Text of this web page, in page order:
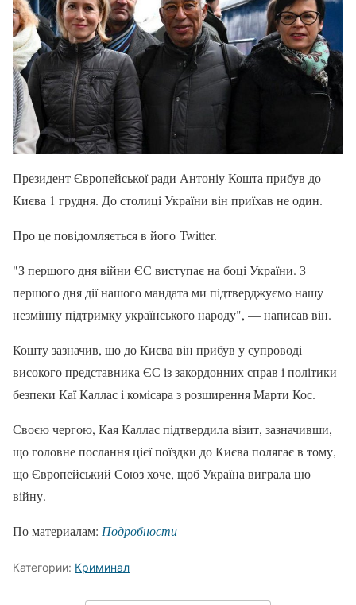
Президент Європейської ради Антоніу Кошта прибув до
Києва 1 грудня. До столиці України він приїхав не один.
Про це повідомляється в його Twitter.
"З першого дня війни ЄС виступає на боці України. З
першого дня дії нашого мандата ми підтверджуємо нашу
незмінну підтримку українського народу", — написав він.
Кошту зазначив, що до Києва він прибув у супроводі
високого представника ЄС із закордонних справ і політики
безпеки Каї Каллас і комісара з розширення Марти Кос.
Своєю чергою, Кая Каллас підтвердила візит, зазначивши,
що головне послання цієї поїздки до Києва полягає в тому,
що Європейський Союз хоче, щоб Україна виграла цю
війну.
По материалам: Подробности
Категории: Криминал